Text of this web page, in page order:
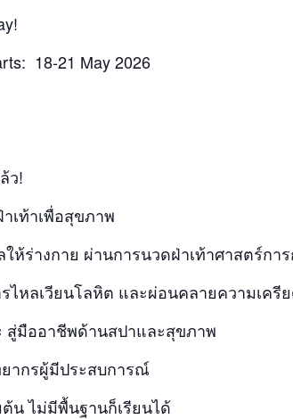
18-21 May 2026
ว!
เท้าเพื่อสุขภาพ
ห้ร่างกาย ผ่านการนวดฝ่าเท้าศาสตร์กา
ไหลเวียนโลหิต และผ่อนคลายความเครี
สู่มืออาชีพด้านสปาและสุขภาพ
ากรผู้มีประสบการณ์
น ไม่มีพื้นฐานก็เรียนได้